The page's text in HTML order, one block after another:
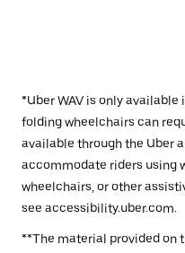
*Uber WAV is only
folding wheelchairs can
available through the Uber
accommodate riders using
wheelchairs, or other
see accessibility.uber.com.
**The material provided on